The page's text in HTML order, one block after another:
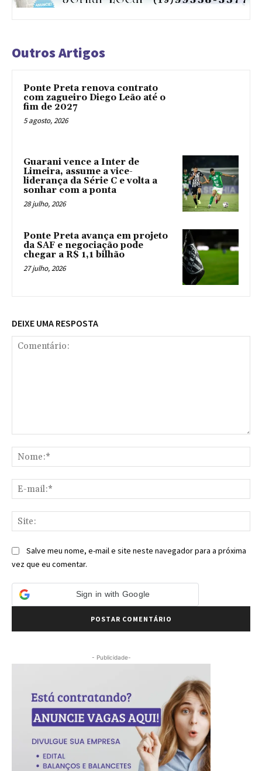
Outros Artigos
Ponte Preta renova contrato
com zagueiro Diego Leão até o
fim de 2027
5 agosto, 2026
Guarani vence a Inter de
Limeira, assume a vice-
liderança da Série C e volta a
sonhar com a ponta
28 julho, 2026
Ponte Preta avança em projeto
da SAF e negociação pode
chegar a R$ 1,1 bilhão
27 julho, 2026
DEIXE UMA RESPOSTA
Salve meu nome, e-mail e site neste navegador para a próxima
vez que eu comentar.
Sign in with Google
- Publicidade-